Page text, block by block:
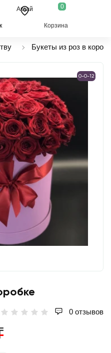
Аксай 0
Корзина
Букеты из роз в
0-0-12
0 отзывов